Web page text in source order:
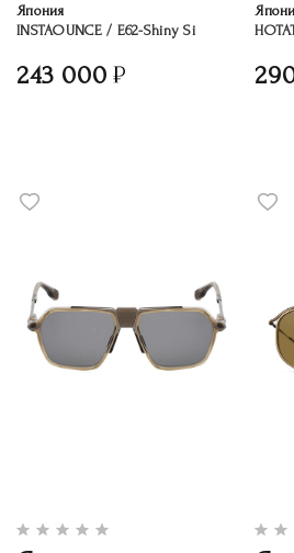
Япония
INSTAOUNCE / E62-Shiny Si
243 000